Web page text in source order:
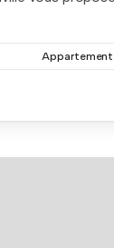
Appartement